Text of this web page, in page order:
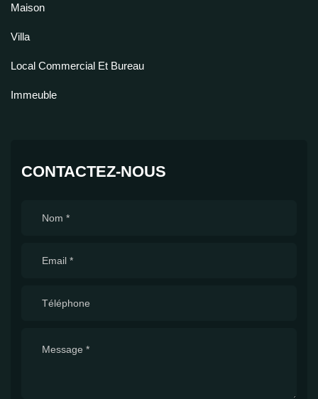
Maison
Villa
Local Commercial Et Bureau
Immeuble
CONTACTEZ-NOUS